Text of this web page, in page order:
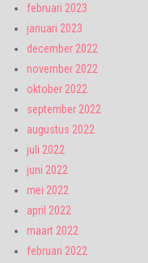
februari 2023
januari 2023
december 2022
november 2022
oktober 2022
september 2022
augustus 2022
juli 2022
juni 2022
mei 2022
april 2022
maart 2022
februari 2022